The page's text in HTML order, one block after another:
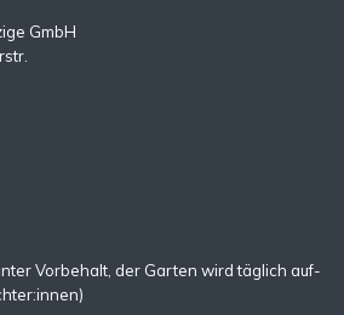
GmbH
Vorbehalt, der Garten wird täglich auf-